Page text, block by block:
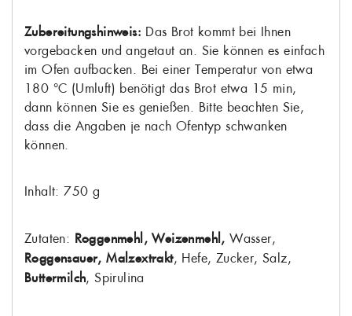
Zubereitungshinweis: Das Brot kommt bei Ihnen
vorgebacken und angetaut an. Sie können es einfach
im Ofen aufbacken. Bei einer Temperatur von etwa
180 °C (Umluft) benötigt das Brot etwa 15 min,
dann können Sie es genießen. Bitte beachten Sie,
dass die Angaben je nach Ofentyp schwanken
können.
Inhalt: 750 g
Zutaten: Roggenmehl, Weizenmehl, Wasser,
Roggensauer, Malzextrakt, Hefe, Zucker, Salz,
Buttermilch, Spirulina